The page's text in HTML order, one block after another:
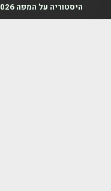
היסטוריה על המפה 2011-2026 | פרוייקט טיגארט 2012-2026| www.mapah.co.il | www.tegart.uk